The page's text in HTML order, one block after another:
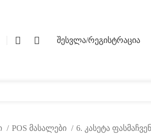
შესვლა/რეგისტრაცია
POS მასალები
6. კასეტა